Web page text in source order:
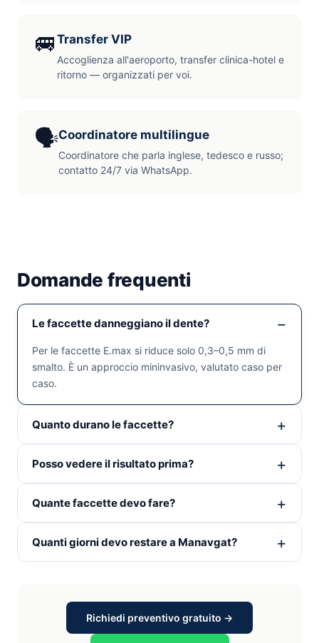
🚐 Transfer VIP
Accoglienza all'aeroporto, transfer clinica-hotel e
ritorno — organizzati per voi.
🗣️Coordinatore multilingue
Coordinatore che parla inglese, tedesco e russo;
contatto 24/7 via WhatsApp.
Domande frequenti
Le faccette danneggiano il dente?
Per le faccette E.max si riduce solo 0,3–0,5 mm di
smalto. È un approccio mininvasivo, valutato caso per
caso.
Quanto durano le faccette?
Posso vedere il risultato prima?
Quante faccette devo fare?
Quanti giorni devo restare a Manavgat?
Richiedi preventivo gratuito →